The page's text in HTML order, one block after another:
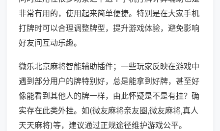
非常有用的，使用起来简单便捷。特别是在大家手机
打牌时可以合理调整牌型，提升游戏体验，避免影响
好友间互动乐趣。
微乐北京麻将智能辅助插件；一些玩家反映在游戏中
遇到部分用户的牌特别好，总是能拿到好牌，甚至好
像能看到其他人的牌一样，由此怀疑是不是有挂？确
实存在此类外挂。如(微友麻将亲友圈,微友麻将,真人
天天麻将)等，建议通过正规途径维护游戏公平。